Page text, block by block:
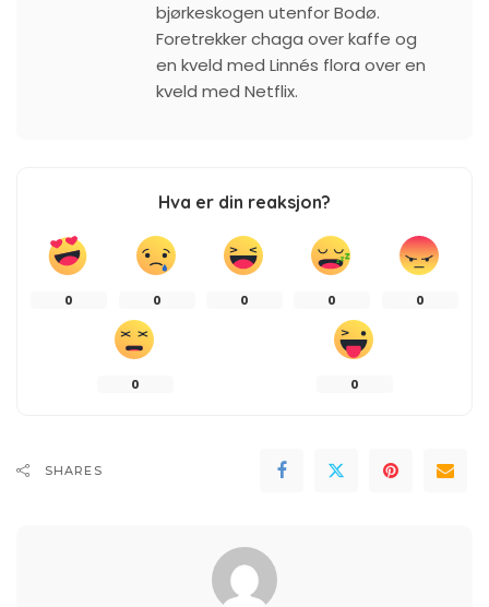
bjørkeskogen utenfor Bodø.
Foretrekker chaga over kaffe og
en kveld med Linnés flora over en
kveld med Netflix.
Hva er din reaksjon?
0 0 0 0 0
0 0
SHARES